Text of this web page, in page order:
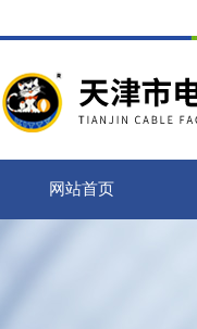
网站首页